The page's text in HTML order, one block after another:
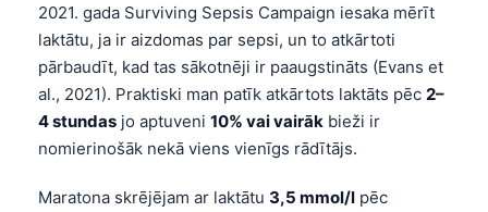
2021. gada Surviving Sepsis Campaign iesaka mērīt
laktātu, ja ir aizdomas par sepsi, un to atkārtoti
pārbaudīt, kad tas sākotnēji ir paaugstināts (Evans et
al., 2021). Praktiski man patīk atkārtots laktāts pēc 2–
4 stundas jo aptuveni 10% vai vairāk bieži ir
nomierinošāk nekā viens vienīgs rādītājs.
Maratona skrējējam ar laktātu 3,5 mmol/l pēc